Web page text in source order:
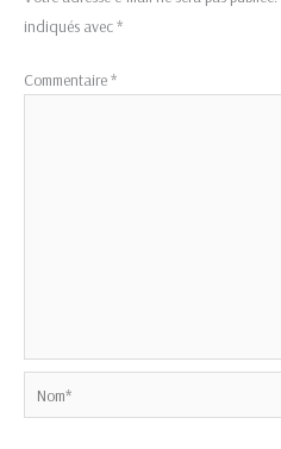
indiqués avec*
Commentaire*